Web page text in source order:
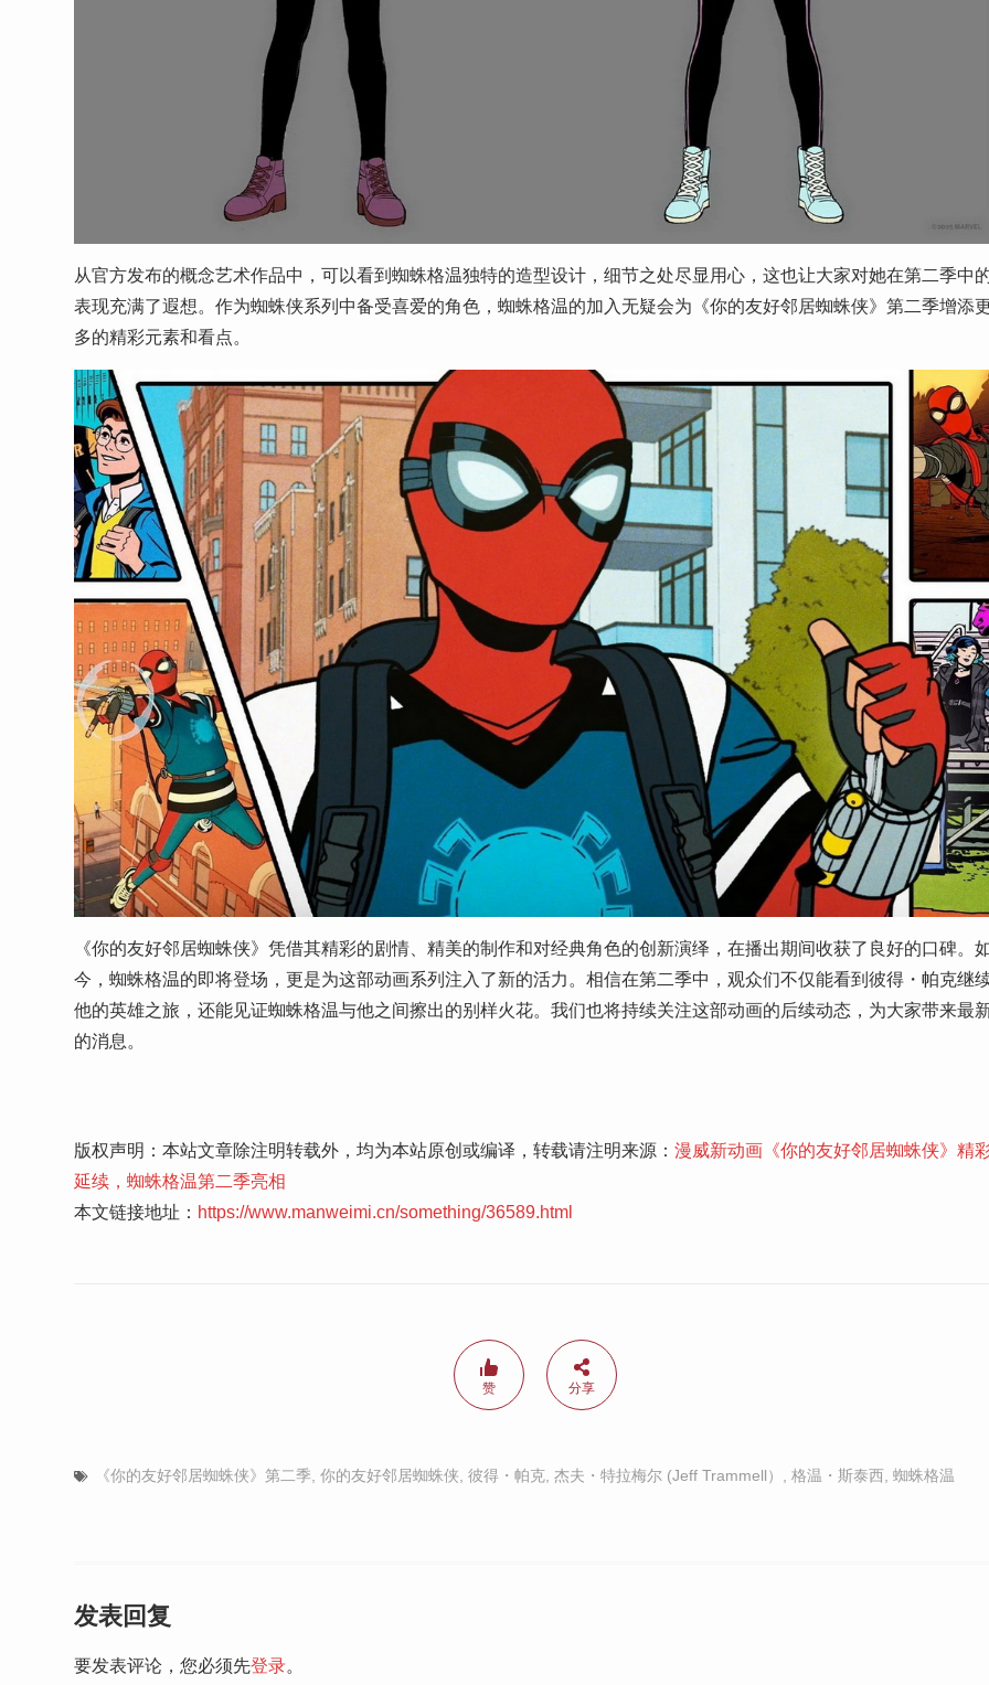
从官方发布的概念艺术作品中，可以看到蜘蛛格温独特的造型设计，细节之处尽显用心，这也让大家对她在第二季中
表现充满了遐想。作为蜘蛛侠系列中备受喜爱的角色，蜘蛛格温的加入无疑会为《你的友好邻居蜘蛛侠》第二季增添
多的精彩元素和看点。
《你的友好邻居蜘蛛侠》凭借其精彩的剧情、精美的制作和对经典角色的创新演绎，在播出期间收获了良好的口碑。
今，蜘蛛格温的即将登场，更是为这部动画系列注入了新的活力。相信在第二季中，观众们不仅能看到彼得・帕克继
他的英雄之旅，还能见证蜘蛛格温与他之间擦出的别样火花。我们也将持续关注这部动画的后续动态，为大家带来最
的消息。
版权声明：本站文章除注明转载外，均为本站原创或编译，转载请注明来源： 漫威新动画《你的友好邻居蜘蛛侠》精
延续，蜘蛛格温第二季亮相
本文链接地址： https://www.manweimi.cn/something/36589.html
赞 分享
《你的友好邻居蜘蛛侠》第二季 你的友好邻居蜘蛛侠 彼得・帕克 杰夫・特拉梅尔 (Jeff Trammell） 格温・斯泰西 蜘蛛格温
发表回复
要发表评论，您必须先登录。